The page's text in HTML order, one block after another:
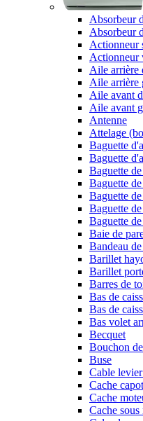
Absorbeur
Absorbeur
Actionneur
Actionneur
Aile arrière
Aile arrière
Aile avant
Aile avant
Antenne
Attelage
Baguette
Baguette
Baguette
Baguette
Baguette
Baguette
Baguette
Baie de
Bandeau
Barillet
Barillet
Barres de
Bas de
Bas de
Bas volet
Becquet
Bouchon
Buse
Cable
Cache
Cache
Cache sous